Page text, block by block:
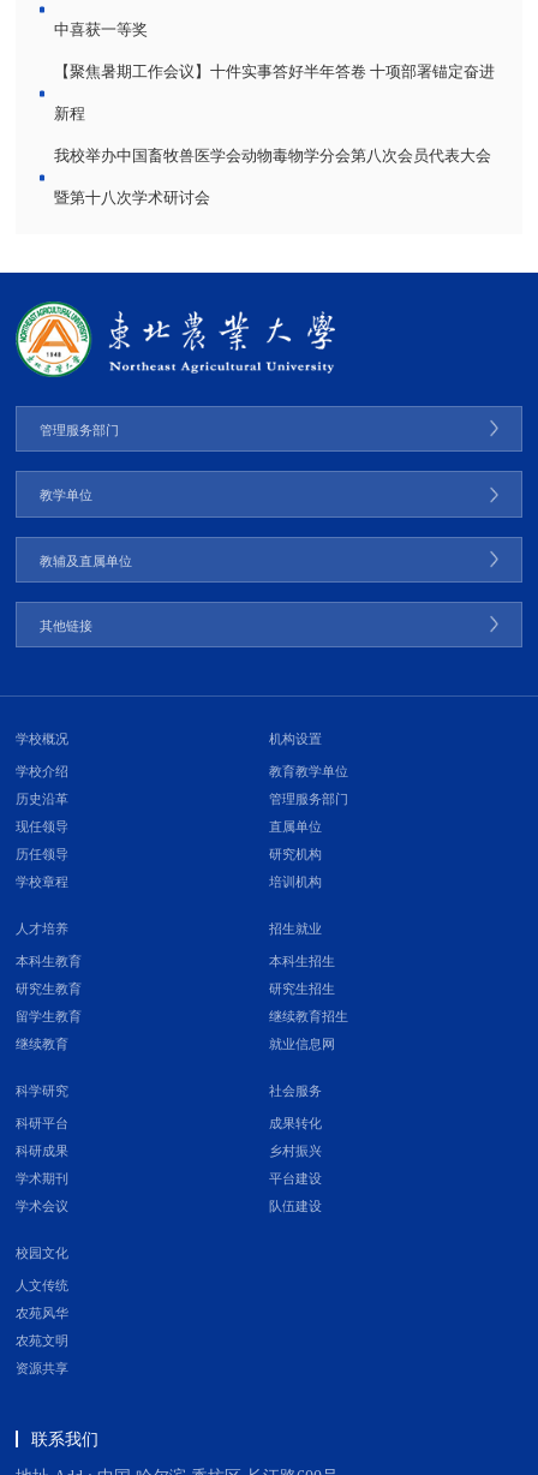
中喜获一等奖
【聚焦暑期工作会议】十件实事答好半年答卷 十项部署锚定奋进
新程
我校举办中国畜牧兽医学会动物毒物学分会第八次会员代表大会
暨第十八次学术研讨会
管理服务部门
教学单位
教辅及直属单位
其他链接
学校概况
学校介绍
历史沿革
现任领导
历任领导
学校章程
机构设置
教育教学单位
管理服务部门
直属单位
研究机构
培训机构
人才培养
本科生教育
研究生教育
留学生教育
继续教育
招生就业
本科生招生
研究生招生
继续教育招生
就业信息网
科学研究
科研平台
科研成果
学术期刊
学术会议
社会服务
成果转化
乡村振兴
平台建设
队伍建设
校园文化
人文传统
农苑风华
农苑文明
资源共享
联系我们